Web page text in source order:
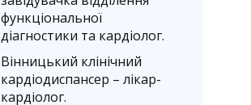
функціональної
діагностики та кардіолог.
Вінницький клінічний
кардіодиспансер – лікар-
кардіолог.